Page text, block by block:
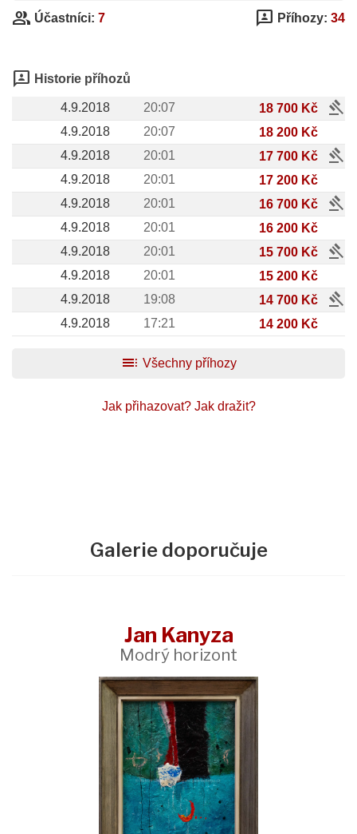
group Účastníci: 7 3p Příhozy: 34
3p Historie příhozů
4.9.2018 20:07 18 700 Kč gavel
4.9.2018 20:07
18 200 Kč
4.9.2018
20:01 17 700 Kč gavel
4.9.2018 20:01
17 200 Kč
4.9.2018
20:01 16 700 Kč gavel
4.9.2018 20:01
16 200 Kč
4.9.2018
20:01 15 700 Kč gavel
4.9.2018 20:01
15 200 Kč
4.9.2018
19:08 14 700 Kč gavel
4.9.2018 17:21 14 200 Kč
toc Všechny příhozy
Jak přihazovat? Jak dražit?
Galerie doporučuje
Jan Kanyza
Modrý horizont